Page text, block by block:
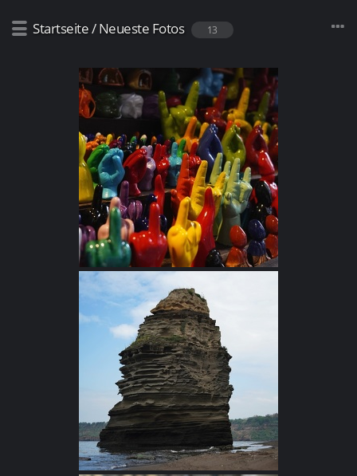
Startseite/Neueste Fotos 13